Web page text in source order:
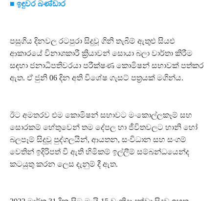
■ ඉඳුවර බණ්ඩාර
පසුගිය දිනවල රටපුරා සිදුවූ ගිනි තැබීම් ඇතුළු සියළු
ආකාරයේ විනාශකාරී ක්‍රියාවන් සොයා බලා වාර්තා කිරීම
සඳහා ජනාධිපතිවරයා පරීක්ෂණ කොමිෂන් සභාවක් පත්කර
ඇත. ඒ ජුනි 06 දින අති විශේෂ ගැසට් පත්‍රයක් මගින්ය.
ඊට අමතරව එම කොමිෂන් සභාවට මංකොල්ලකෑම් සහ
සොරකම් හේතුවෙන් තම දේපල හා ජීවිතවලට හානි හෝ
බලපෑම් සිදුවූ පුද්ගලයින්, ආයතන, සංවිධාන සහ සංගම්
වෙතින් ඉදිරිපත් වී ඇති හිමිකම් ඉල්ලීම් සම්බන්ධයෙන්ද
කටයුතු කරන ලෙස දැනුම් දී ඇත.